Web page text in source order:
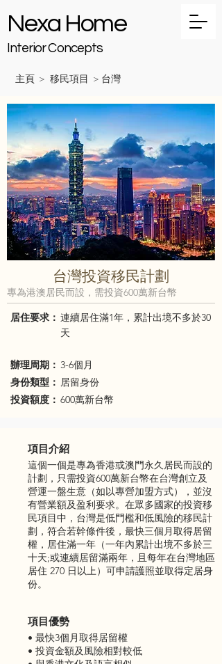
Nexa Home
Interior Concepts
主頁 > 移民項目 > 台灣
台灣投資移民計劃
專為港澳居民而設，需投資600萬新台幣
​居住要求： 連續居住滿1年，累計出境不多於30
天
辦理周期： 3-6個月
身份類型： 居留身份
投資額度： 600萬新台幣
項目介紹
這個一個是專為香港或澳門永久居民而設的
計劃，只需投資600萬新台幣在台灣創立及
營運一盤生意（如以專營加盟方式），並沒
有營業額及盈利要求。在眾多國家的投資移
民項目中，台灣是低門檻和低風險的移民計
劃，符合若幹條件後，最快三個月取得居留
權，居住滿一年（一年內累計出境不多於三
十天;或連續居留滿兩年，且每年在台灣地區
居住 270 日以上）可申請護照並取得定居身
份。
項目優勢
• 最快3個月取得居留權
• 投資金額及風險相對較低